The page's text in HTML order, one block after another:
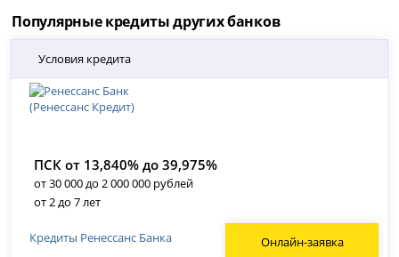
Популярные кредиты других банков
Условия кредита
ПСК от 13,840% до 39,975%
от 30 000 до 2 000 000 рублей
от 2 до 7 лет
Онлайн-заявка
Кредиты Ренессанс Банка